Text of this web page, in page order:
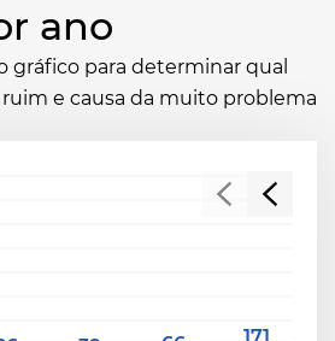
ano
gráfico para determinar qual
e causa da muito problema